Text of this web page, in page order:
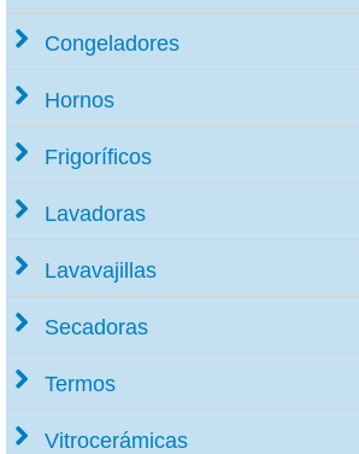
Congeladores
Hornos
Frigoríficos
Lavadoras
Lavavajillas
Secadoras
Termos
Vitrocerámicas